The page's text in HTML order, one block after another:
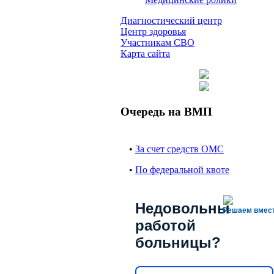
Диагностический центр
Центр здоровья
Участникам СВО
Карта сайта
Очередь на ВМП
• За счет средств ОМС
• По федеральной квоте
Решаем
Недовольны
работой
больницы?